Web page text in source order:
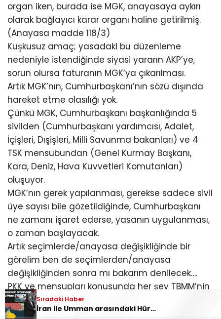
organ iken, burada ise MGK, anayasaya aykırı
olarak bağlayıcı karar organı haline getirilmiş.
(Anayasa madde 118/3)
Kuşkusuz amaç; yasadaki bu düzenleme
nedeniyle istendiğinde siyasi yararın AKP’ye,
sorun olursa faturanın MGK’ya çıkarılması.
Artık MGK’nın, Cumhurbaşkanı’nın sözü dışında
hareket etme olasılığı yok.
Çünkü MGK, Cumhurbaşkanı başkanlığında 5
sivilden (Cumhurbaşkanı yardımcısı, Adalet,
İçişleri, Dışişleri, Milli Savunma bakanları) ve 4
TSK mensubundan (Genel Kurmay Başkanı,
Kara, Deniz, Hava Kuvvetleri Komutanları)
oluşuyor.
MGK’nın gerek yapılanması, gerekse sadece sivil
üye sayısı bile gözetildiğinde, Cumhurbaşkanı
ne zamanı işaret ederse, yasanın uygulanması,
o zaman başlayacak.
Artık seçimlerde/anayasa değişikliğinde bir
görelim ben de seçimlerden/anayasa
değişikliğinden sonra mı bakarım denilecek….
PKK ve mensupları konusunda her şey TBMM’nin
değil, Cumhurbaşkanı’nın (Erdoğan’ın) iki dudağı
arasında.”
Sıradaki Haber
İran ile Umman arasındaki Hürmüz planı açıklandı